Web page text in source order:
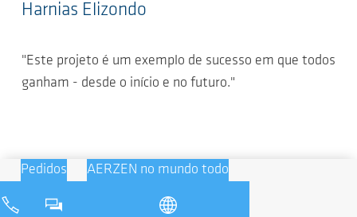
Harnias Elizondo
"Este projeto é um exemplo de sucesso em que todos
ganham - desde o início e no futuro."
Pedidos AERZEN no mundo todo